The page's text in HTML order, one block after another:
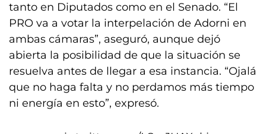
tanto en Diputados como en el Senado. “El
PRO va a votar la interpelación de Adorni en
ambas cámaras”, aseguró, aunque dejó
abierta la posibilidad de que la situación se
resuelva antes de llegar a esa instancia. “Ojalá
que no haga falta y no perdamos más tiempo
ni energía en esto”, expresó.